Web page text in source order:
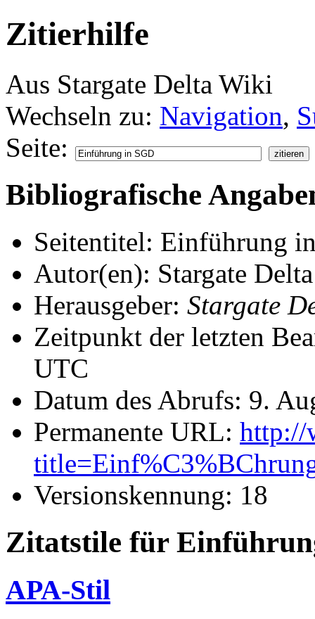
Zitierhilfe
Aus Stargate Delta Wiki
Wechseln zu: Navigation,
Seite:
Bibliografische
Seitentitel: Einführung
Autor(en): Stargate
Herausgeber: Stargate
Zeitpunkt der letzten
UTC
Datum des Abrufs: 9.
Permanente URL: http://
Versionskennung: 18
Zitatstile für
APA-Stil